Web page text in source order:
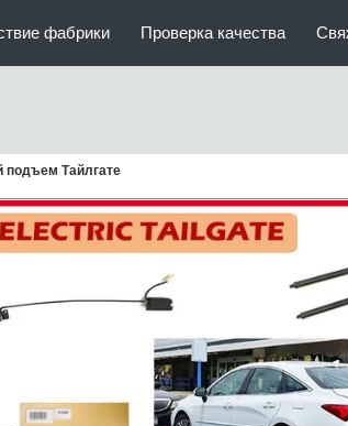
фабрики Проверка качества
подъем Тайлгате